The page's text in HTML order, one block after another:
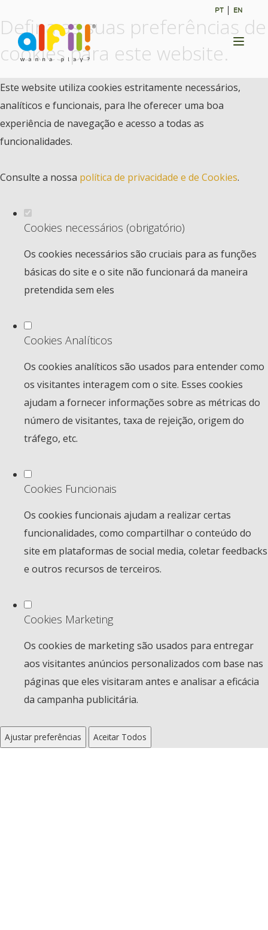
Defina as suas preferências de
cookies para este website.
Este website utiliza cookies estritamente necessários,
analíticos e funcionais, para lhe oferecer uma boa
experiência de navegação e acesso a todas as
funcionalidades.
Consulte a nossa política de privacidade e de Cookies.
Cookies necessários (obrigatório)
Os cookies necessários são cruciais para as funções
básicas do site e o site não funcionará da maneira
pretendida sem eles
Cookies Analíticos
Os cookies analíticos são usados para entender como
os visitantes interagem com o site. Esses cookies
ajudam a fornecer informações sobre as métricas do
número de visitantes, taxa de rejeição, origem do
tráfego, etc.
Cookies Funcionais
Os cookies funcionais ajudam a realizar certas
funcionalidades, como compartilhar o conteúdo do
site em plataformas de social media, coletar feedbacks
e outros recursos de terceiros.
Cookies Marketing
Os cookies de marketing são usados para entregar
aos visitantes anúncios personalizados com base nas
páginas que eles visitaram antes e analisar a eficácia
da campanha publicitária.
Ajustar preferências Aceitar Todos
PT EN